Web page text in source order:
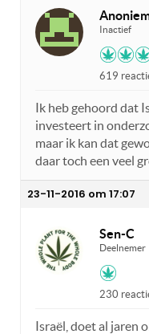
Inactief
619
Ik heb gehoord dat
investeert in
maar ik kan dat
daar toch een veel
23-11-2016 om 17:07
Sen-C
Deelnemer
230
Israël, doet al jaren